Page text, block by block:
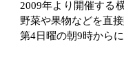
2009年より開催する
野菜や果物などを直
第4日曜の朝9時からに